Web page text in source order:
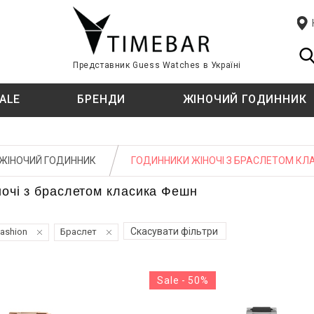
Представник Guess Watches в Україні
БРЕНДИ
T
TISSOT
TIMBERLAND
U U.S. POLO ASSN.
W WELDER
ЖІНОЧИЙ ГОДИННИК
Спортивний
ТИП КРІПЛЕННЯ
Спортивний годинник
ТИП КРІПЛЕННЯ
ГОДИННИК ГОДИННИКИ ЖІНОЧІ З БРАСЛЕТОМ
з браслетом класика Фешн
Браслет Скасувати фільтри
Sale - 50%